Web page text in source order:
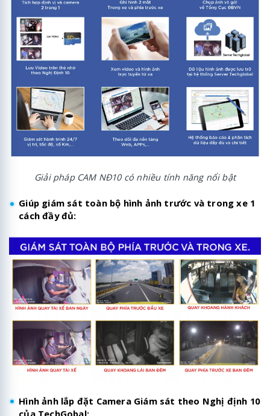
Giải pháp CAM NĐ10 có nhiều tính năng nổi bật
Giúp giám sát toàn bộ hình ảnh trước và trong xe 1
cách đầy đủ:
Hình ảnh lắp đặt Camera Giám sát theo Nghị định 10
của TechGobal: